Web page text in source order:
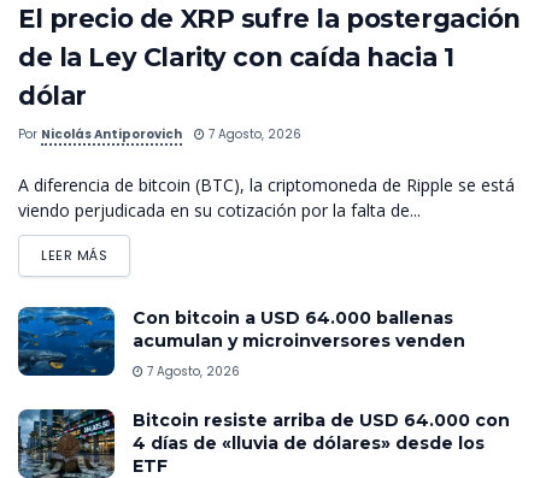
El precio de XRP sufre la postergación
de la Ley Clarity con caída hacia 1
dólar
Por Nicolás Antiporovich 7 Agosto, 2026
A diferencia de bitcoin (BTC), la criptomoneda de Ripple se está
viendo perjudicada en su cotización por la falta de...
LEER MÁS
Con bitcoin a USD 64.000 ballenas
acumulan y microinversores venden
7 Agosto, 2026
Bitcoin resiste arriba de USD 64.000 con
4 días de «lluvia de dólares» desde los
ETF